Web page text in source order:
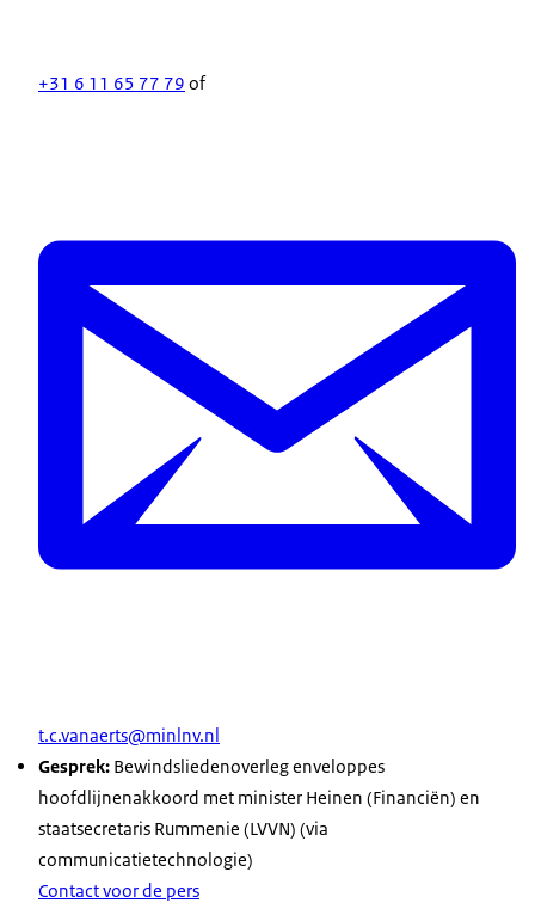
+31 6 11 65 77 79 of
t.c.vanaerts@minlnv.nl
Gesprek: Bewindsliedenoverleg enveloppes
hoofdlijnenakkoord met minister Heinen (Financiën) en
staatsecretaris Rummenie (LVVN) (via
communicatietechnologie)
Contact voor de pers